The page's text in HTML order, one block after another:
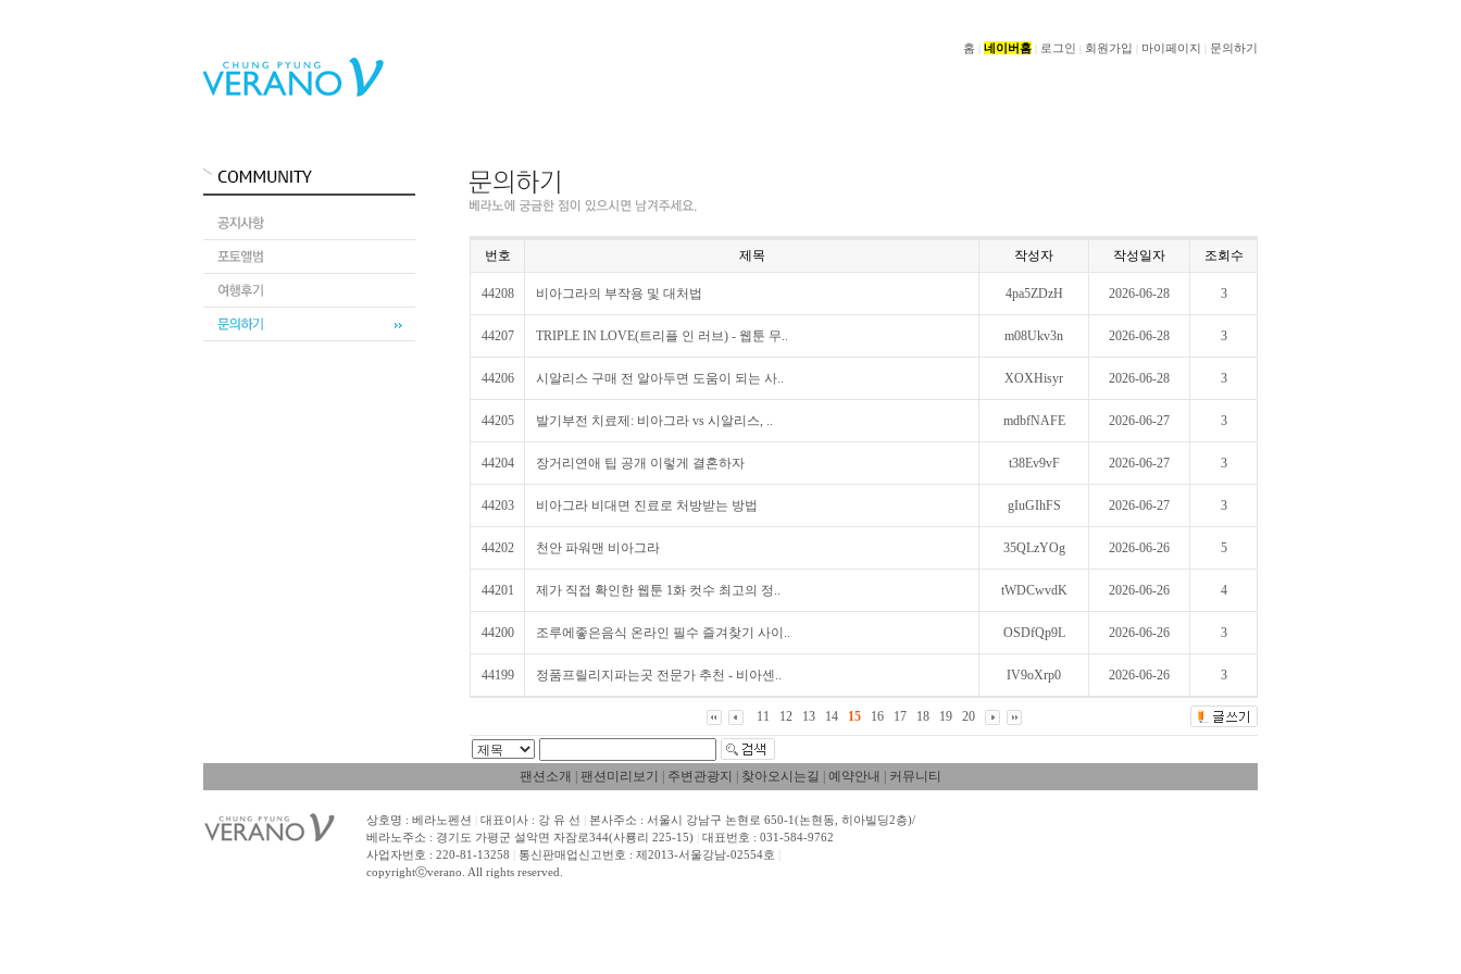
홈 네이버홈 로그인 회원가입 마이페이지 문의하기
번호 제목 작성자 작성일자 조회수
44208 비아그라의 부작용 및 대처법 4pa5ZDzH 2026-06-28 3
44207 TRIPLE IN LOVE(트리플 인 러브) - 웹툰 무.. m08Ukv3n 2026-06-28 3
44206 시알리스 구매 전 알아두면 도움이 되는 사.. XOXHisyr 2026-06-28 3
44205 발기부전 치료제: 비아그라 vs 시알리스, .. mdbfNAFE 2026-06-27 3
44204 장거리연애 팁 공개 이렇게 결혼하자 t38Ev9vF 2026-06-27 3
44203 비아그라 비대면 진료로 처방받는 방법 gIuGIhFS 2026-06-27 3
44202 천안 파워맨 비아그라 35QLzYOg 2026-06-26 5
44201 제가 직접 확인한 웹툰 1화 컷수 최고의 정.. tWDCwvdK 2026-06-26 4
44200 조루에좋은음식 온라인 필수 즐겨찾기 사이.. OSDfQp9L 2026-06-26 3
44199 정품프릴리지파는곳 전문가 추천 - 비아센.. IV9oXrp0 2026-06-26 3
11 12 13 14 15 16 17 18 19 20
팬션소개 팬션미리보기 주변관광지 찾아오시는길 예약안내 커뮤니티
상호명 : 베라노펜션 대표이사 : 강 유 선
본사주소 : 서울시 강남구 논현로 650-1(논현동, 히아빌딩2층)/
베라노주소 : 경기도 가평군 설악면 자잠로344(사룡리 225-15)
대표번호 : 031-584-9762
사업자번호 : 220-81-13258
통신판매업신고번호 : 제2013-서울강남-02554호
copyrightⓒverano. All rights reserved.